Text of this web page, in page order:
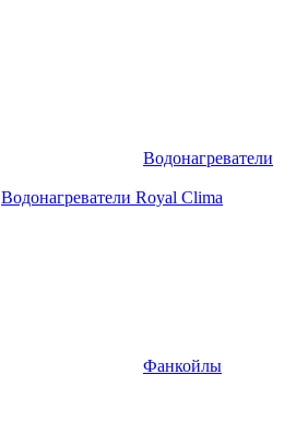
Водонагреватели
Водонагреватели Royal Clima
Фанкойлы